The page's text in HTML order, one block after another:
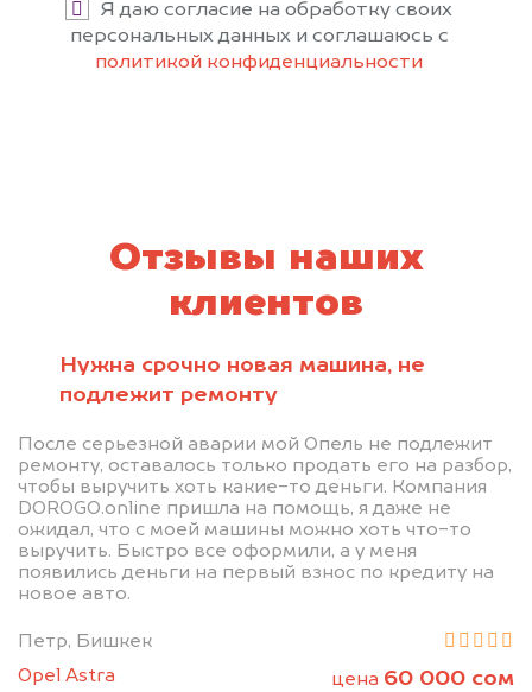
Я даю согласие на обработку своих
персональных данных и соглашаюсь с
политикой конфиденциальности
Отзывы наших
клиентов
Нужна срочно новая машина, не
подлежит ремонту
После серьезной аварии мой Опель не подлежит
ремонту, оставалось только продать его на разбор,
чтобы выручить хоть какие-то деньги. Компания
DOROGO.online пришла на помощь, я даже не
ожидал, что с моей машины можно хоть что-то
выручить. Быстро все оформили, а у меня
появились деньги на первый взнос по кредиту на
новое авто.
Петр, Бишкек
Opel Astra
цена 60 000 сом